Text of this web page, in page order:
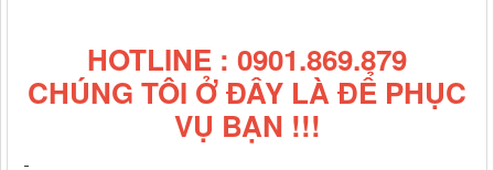
HOTLINE : 0901.869.879
CHÚNG TÔI Ở ĐÂY LÀ ĐỂ PHỤC
VỤ BẠN !!!